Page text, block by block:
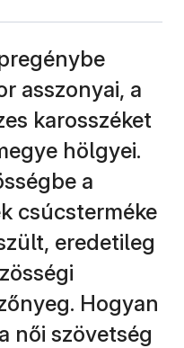
asszonyai, a
karosszéket
hölgyei.
a
csúcsterméke
eredetileg
Hogyan
női szövetség